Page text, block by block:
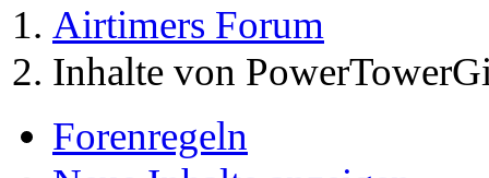
Airtimers Forum
Inhalte von
Forenregeln